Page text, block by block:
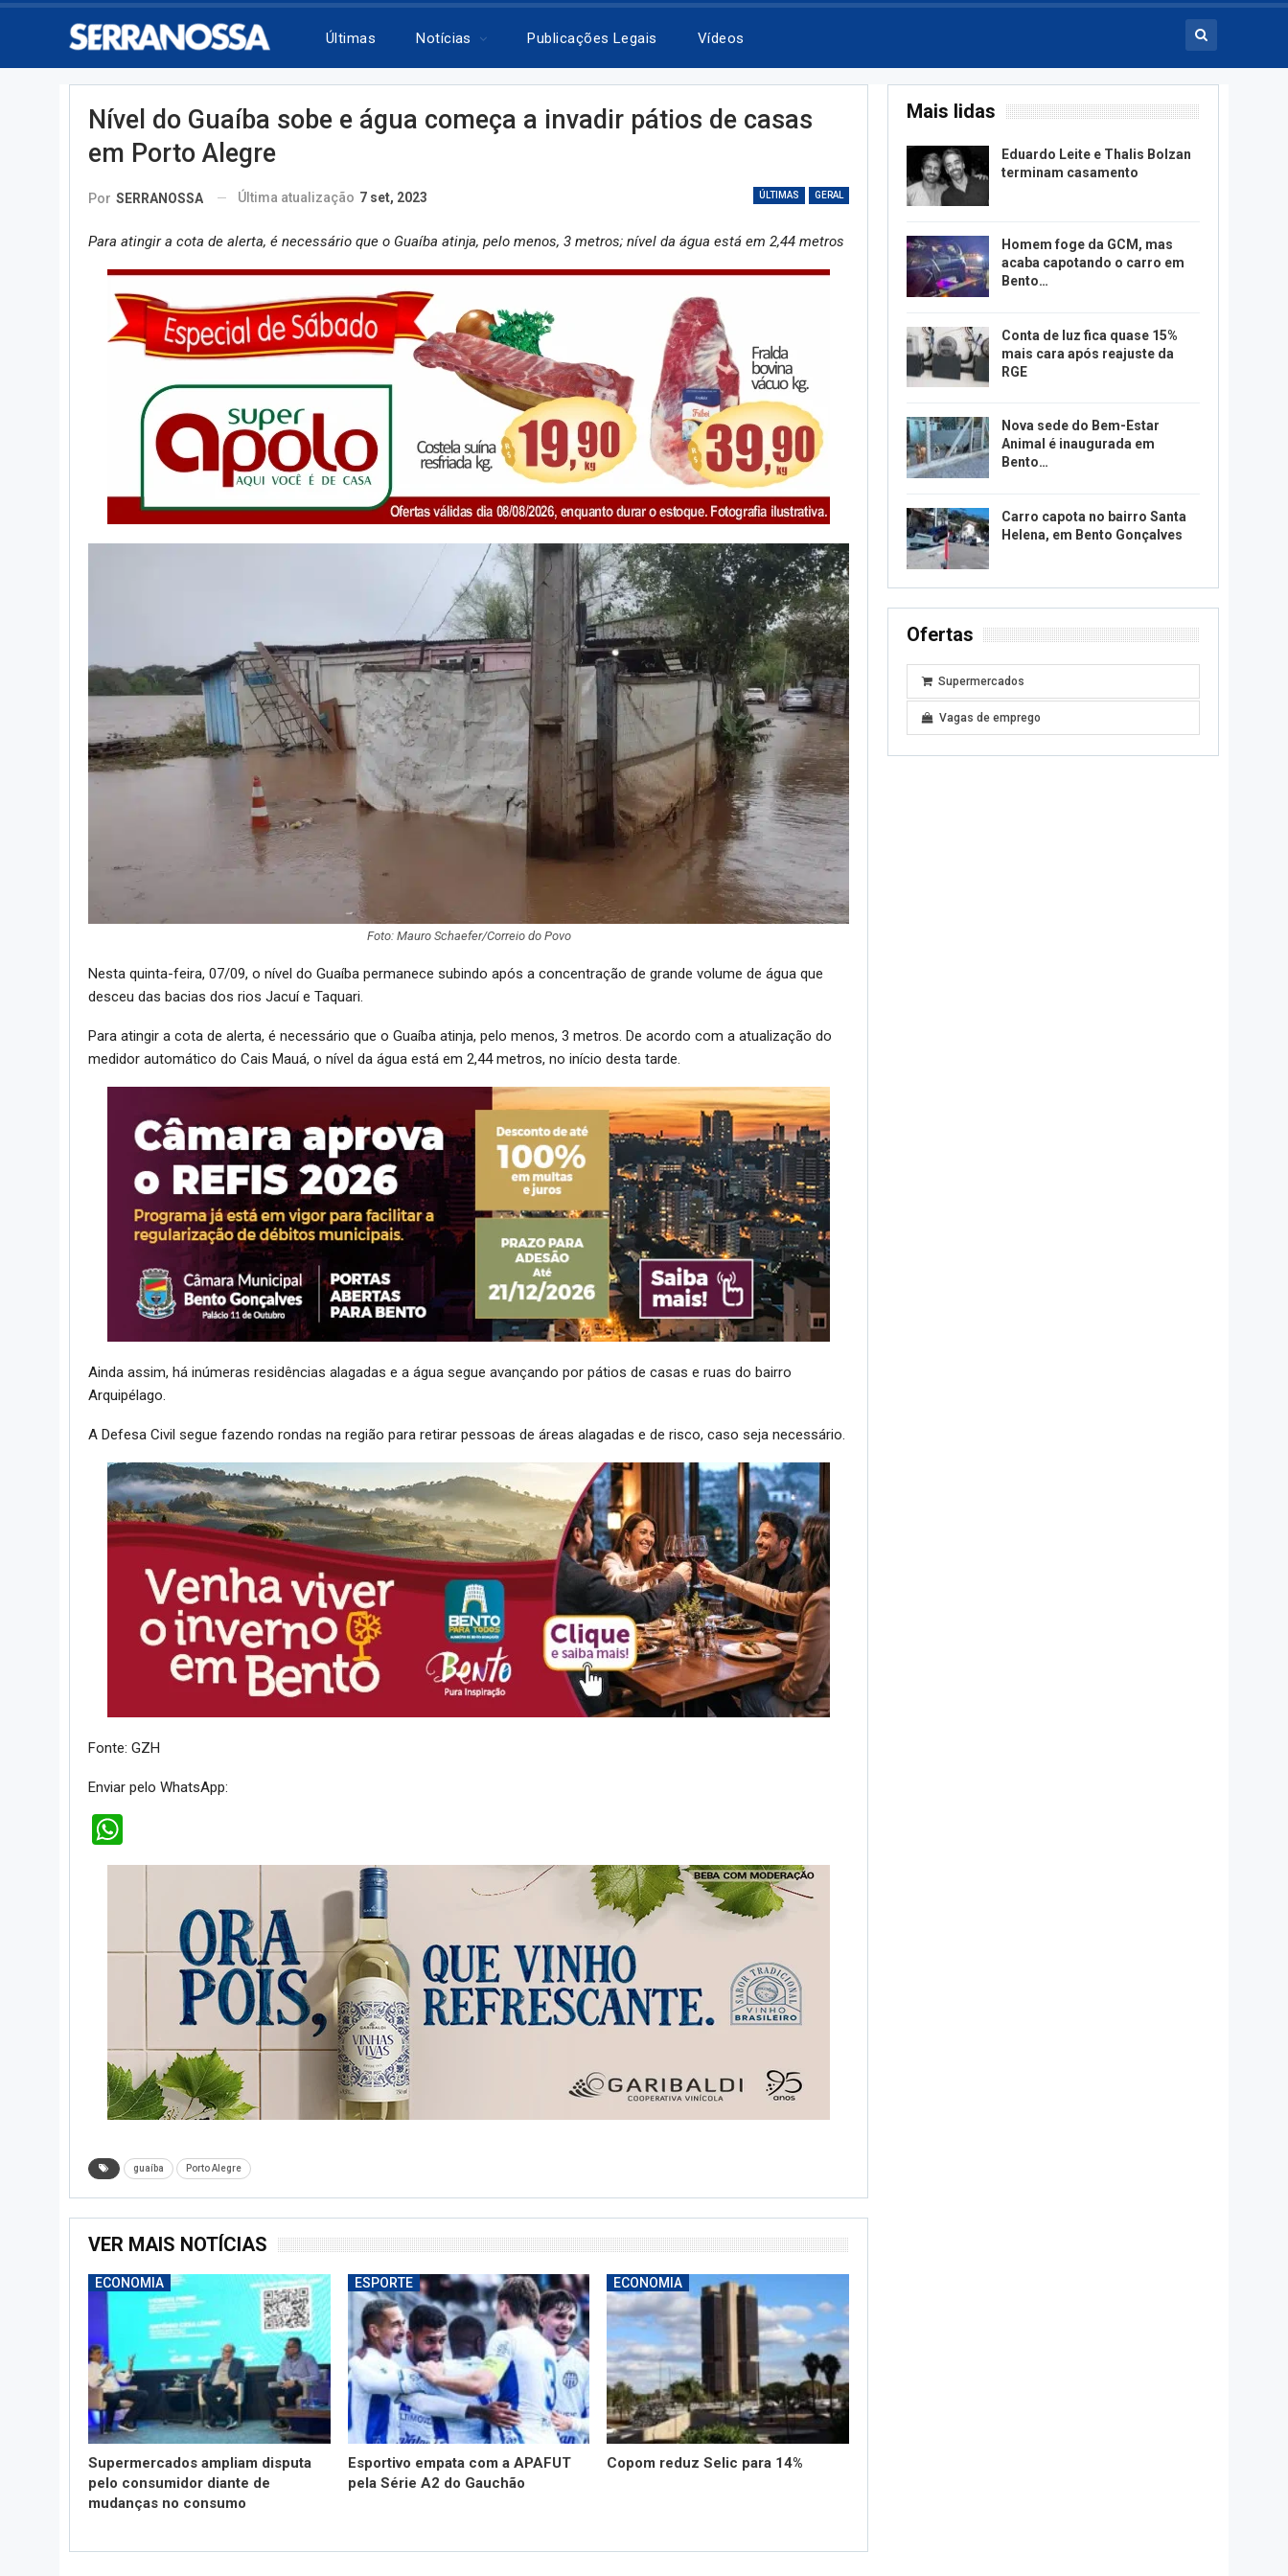
Últimas Notícias Publicações Legais Vídeos
Nível do Guaíba sobe e água começa a invadir pátios de casas
em Porto Alegre
ÚLTIMAS GERAL
Por SERRANOSSA Última atualização 7 set, 2023
Para atingir a cota de alerta, é necessário que o Guaíba atinja, pelo menos, 3 metros; nível da água está em 2,44 metros
Foto: Mauro Schaefer/Correio do Povo
Nesta quinta-feira, 07/09, o nível do Guaíba permanece subindo após a concentração de grande volume de água que
desceu das bacias dos rios Jacuí e Taquari.
Para atingir a cota de alerta, é necessário que o Guaíba atinja, pelo menos, 3 metros. De acordo com a atualização do
medidor automático do Cais Mauá, o nível da água está em 2,44 metros, no início desta tarde.
Ainda assim, há inúmeras residências alagadas e a água segue avançando por pátios de casas e ruas do bairro
Arquipélago.
A Defesa Civil segue fazendo rondas na região para retirar pessoas de áreas alagadas e de risco, caso seja necessário.
Fonte: GZH
Enviar pelo WhatsApp:
guaíba Porto Alegre
VER MAIS NOTÍCIAS
ECONOMIA
Supermercados ampliam disputa
pelo consumidor diante de
mudanças no consumo
ESPORTE
Esportivo empata com a APAFUT
pela Série A2 do Gauchão
ECONOMIA
Copom reduz Selic para 14%
Mais lidas
Eduardo Leite e Thalis Bolzan
terminam casamento
Homem foge da GCM, mas
acaba capotando o carro em
Bento…
Conta de luz fica quase 15%
mais cara após reajuste da
RGE
Nova sede do Bem-Estar
Animal é inaugurada em
Bento…
Carro capota no bairro Santa
Helena, em Bento Gonçalves
Ofertas
Supermercados
Vagas de emprego